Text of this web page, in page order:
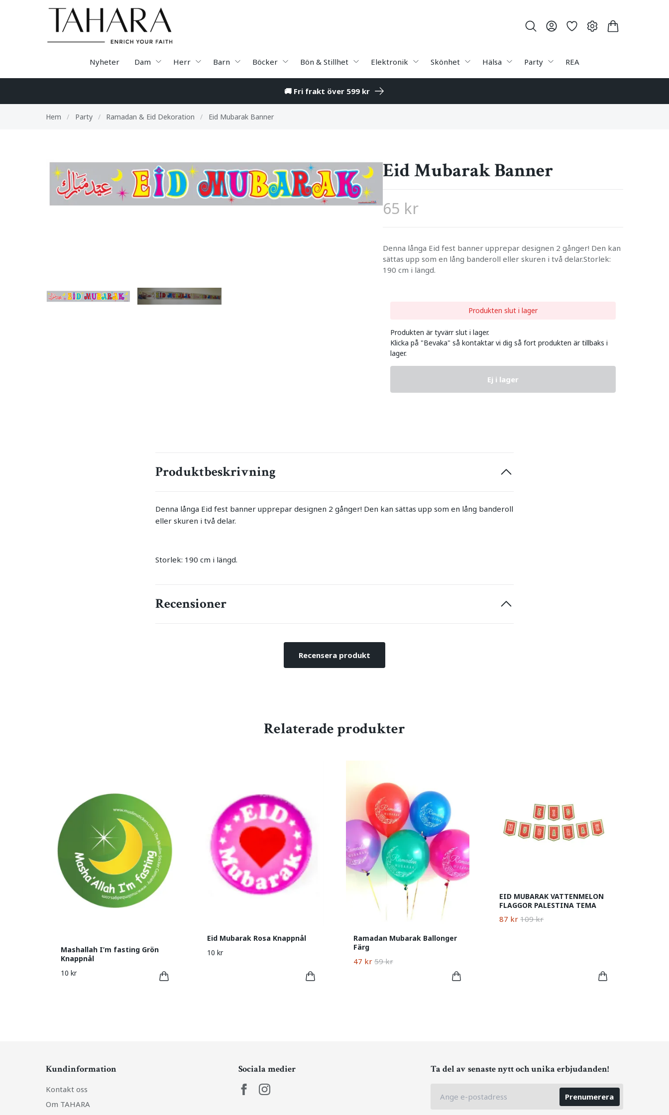
Nyheter Dam Herr Barn Böcker Bön & Stillhet Elektronik Skönhet Hälsa Party REA
🚚 Fri frakt över 599 kr
Hem / Party / Ramadan & Eid Dekoration / Eid Mubarak Banner
Eid Mubarak Banner
65 kr
Denna långa Eid fest banner upprepar designen 2 gånger! Den kan
sättas upp som en lång banderoll eller skuren i två delar.Storlek:
190 cm i längd.
Produkten slut i lager
Produkten är tyvärr slut i lager.
Klicka på "Bevaka" så kontaktar vi dig så fort produkten är tillbaks i
lager.
Ej i lager
Produktbeskrivning
Denna långa Eid fest banner upprepar designen 2 gånger! Den kan sättas upp som en lång banderoll
eller skuren i två delar.
Storlek: 190 cm i längd.
Recensioner
Recensera produkt
Relaterade produkter
Mashallah I’m fasting Grön
Knappnål
10 kr
Eid Mubarak Rosa Knappnål
10 kr
Ramadan Mubarak Ballonger
Färg
47 kr 59 kr
EID MUBARAK VATTENMELON
FLAGGOR PALESTINA TEMA
87 kr 109 kr
Kundinformation
Kontakt oss
Om TAHARA
Sociala medier Ta del av senaste nytt och unika erbjudanden!
Prenumerera